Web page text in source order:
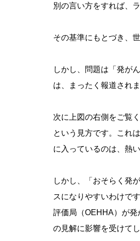
別の言い方をすれば、
その基準にもとづき、
しかし、問題は「発が
は、まったく報道され
次に上図の右側をご覧
という見方です。これ
に入っているのは、熱
しかし、「おそらく発
スになりやすいわけで
評価局（OEHHA）が
の見解に影響を受けて